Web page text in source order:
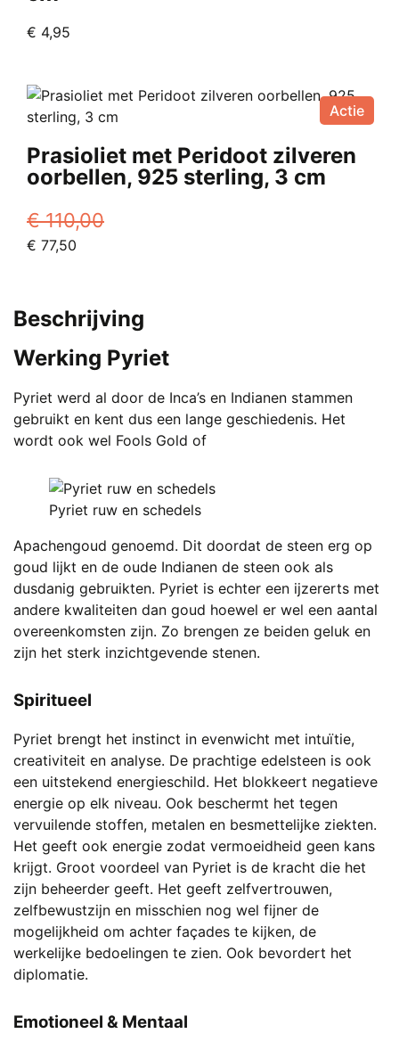
€ 4,95
Actie
Prasioliet met Peridoot zilveren
oorbellen, 925 sterling, 3 cm
€110,00
Oorspronkelijke
€ 110,00.
€ 77,50
€ 77,50.
Beschrijving
Werking Pyriet
Pyriet werd al door de Inca’s en Indianen stammen
gebruikt en kent dus een lange geschiedenis. Het
wordt ook wel Fools Gold of
Pyriet ruw en schedels
Apachengoud genoemd. Dit doordat de steen erg op
goud lijkt en de oude Indianen de steen ook als
dusdanig gebruikten. Pyriet is echter een ijzererts met
andere kwaliteiten dan goud hoewel er wel een aantal
overeenkomsten zijn. Zo brengen ze beiden geluk en
zijn het sterk inzichtgevende stenen.
Spiritueel
Pyriet brengt het instinct in evenwicht met intuïtie,
creativiteit en analyse. De prachtige edelsteen is ook
een uitstekend energieschild. Het blokkeert negatieve
energie op elk niveau. Ook beschermt het tegen
vervuilende stoffen, metalen en besmettelijke ziekten.
Het geeft ook energie zodat vermoeidheid geen kans
krijgt. Groot voordeel van Pyriet is de kracht die het
zijn beheerder geeft. Het geeft zelfvertrouwen,
zelfbewustzijn en misschien nog wel fijner de
mogelijkheid om achter façades te kijken, de
werkelijke bedoelingen te zien. Ook bevordert het
diplomatie.
Emotioneel & Mentaal